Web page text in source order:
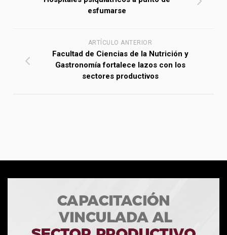
esfumarse
ARTÍCULO ANTERIOR
Facultad de Ciencias de la Nutrición y
Gastronomía fortalece lazos con los
sectores productivos